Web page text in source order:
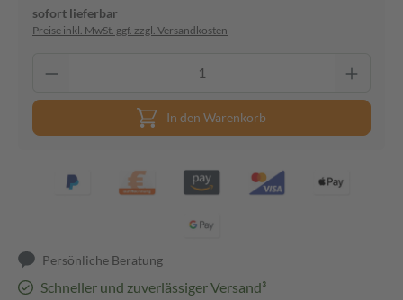
sofort lieferbar
Preise inkl. MwSt. ggf. zzgl. Versandkosten
In den Warenkorb
Persönliche Beratung
Schneller und zuverlässiger Versand³